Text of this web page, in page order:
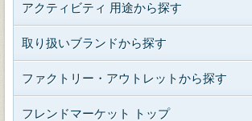
アクティビティ 用途から探す
取り扱いブランドから探す
ファクトリー・アウトレットから探す
フレンドマーケット トップ